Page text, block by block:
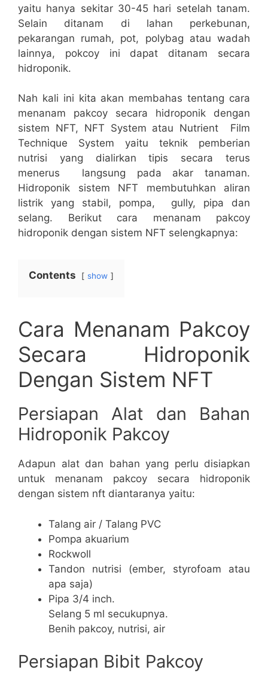
yaitu hanya sekitar 30-45 hari setelah tanam.
Selain ditanam di lahan perkebunan,
pekarangan rumah, pot, polybag atau wadah
lainnya, pokcoy ini dapat ditanam secara
hidroponik.
Nah kali ini kita akan membahas tentang cara
menanam pakcoy secara hidroponik dengan
sistem NFT, NFT System atau Nutrient Film
Technique System yaitu teknik pemberian
nutrisi yang dialirkan tipis secara terus
menerus langsung pada akar tanaman.
Hidroponik sistem NFT membutuhkan aliran
listrik yang stabil, pompa, gully, pipa dan
selang. Berikut cara menanam pakcoy
hidroponik dengan sistem NFT selengkapnya:
Contents show
Cara Menanam Pakcoy
Secara Hidroponik
Dengan Sistem NFT
Persiapan Alat dan Bahan
Hidroponik Pakcoy
Adapun alat dan bahan yang perlu disiapkan
untuk menanam pakcoy secara hidroponik
dengan sistem nft diantaranya yaitu:
Talang air / Talang PVC
Pompa akuarium
Rockwoll
Tandon nutrisi (ember, styrofoam atau
apa saja)
Pipa 3/4 inch.
Selang 5 ml secukupnya.
Benih pakcoy, nutrisi, air
Persiapan Bibit Pakcoy